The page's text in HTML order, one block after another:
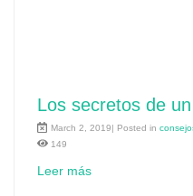
Los secretos de
March 2, 2019| Posted in
149
Leer más